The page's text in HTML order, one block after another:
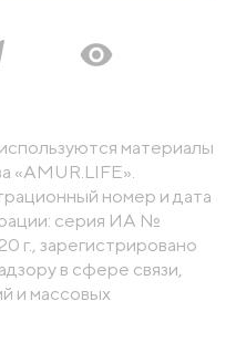
материалы
«AMUR.LIFE».
номер и дата
серия ИА №
зарегистрировано
в сфере связи,
и массовых